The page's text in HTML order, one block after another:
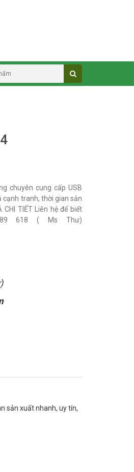
chuyên cung cấp USB
cạnh tranh, thời gian sản
TIẾT Liên hệ để biết
618 ( Ms Thư)
sản xuất nhanh, uy tín,